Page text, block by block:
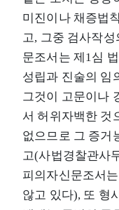
미진이나 채증법
고, 그중 검사작
문조서는 제1심
성립과 진술의 임
그것이 고문이나
서 허위자백한 것
없으므로 그 증거
고(사법경찰관사
피의자신문조서
않고 있다), 또 형